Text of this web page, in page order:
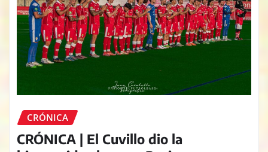
CRÓNICA
CRÓNICA | El Cuvillo dio la